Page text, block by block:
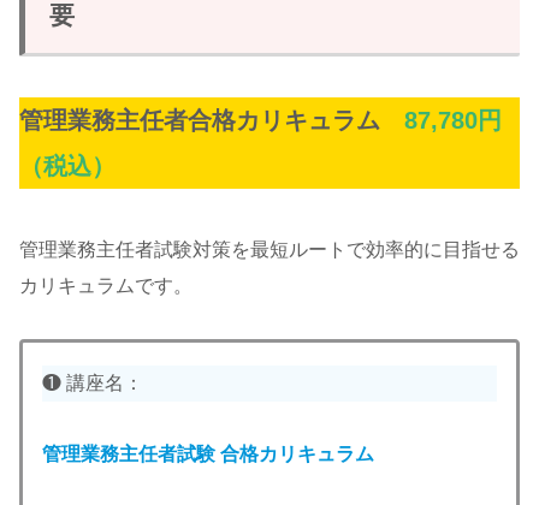
要
管理業務主任者合格カリキュラム 87,780円
（税込）
管理業務主任者試験対策を最短ルートで効率的に目指せる
カリキュラムです。
❶ 講座名：
管理業務主任者試験合格カリキュラム